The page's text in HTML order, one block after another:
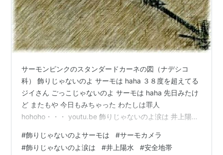
サーモンピンクのスタンダードカーネの図（ナデシコ
科） 飾りじゃないのよ サーモは haha ３８度を超えてる
ジイさん ごっこじゃないのよ サーモは haha 先日みたけ
ど またもや 今日もみちゃった わたしは罪人
hohoho・・・ youtu.be 飾りじゃないのよ涙は 井上陽水
菜に 興奮している井上陽水と玉置浩二の映像。 途中から
カメラマンも興奮して集中してる感じが伝わってくる。
#飾りじゃないのよサーモは #サーモカメラ
#飾りじゃないのよ涙は #井上陽水 #安全地帯